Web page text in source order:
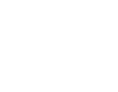
alte seminţe oleaginoase.